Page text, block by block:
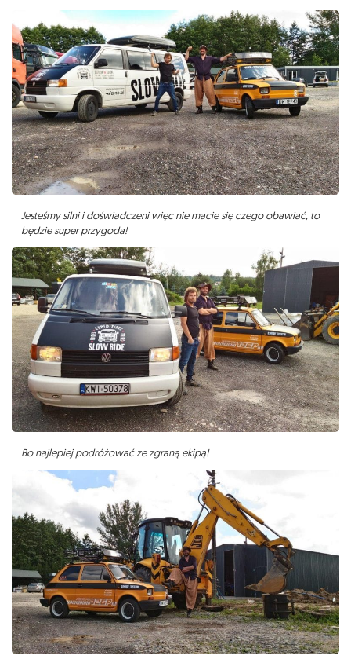
Jesteśmy silni i doświadczeni więc nie macie się czego obawiać, to
będzie super przygoda!
Bo najlepiej podróżować ze zgraną ekipą!